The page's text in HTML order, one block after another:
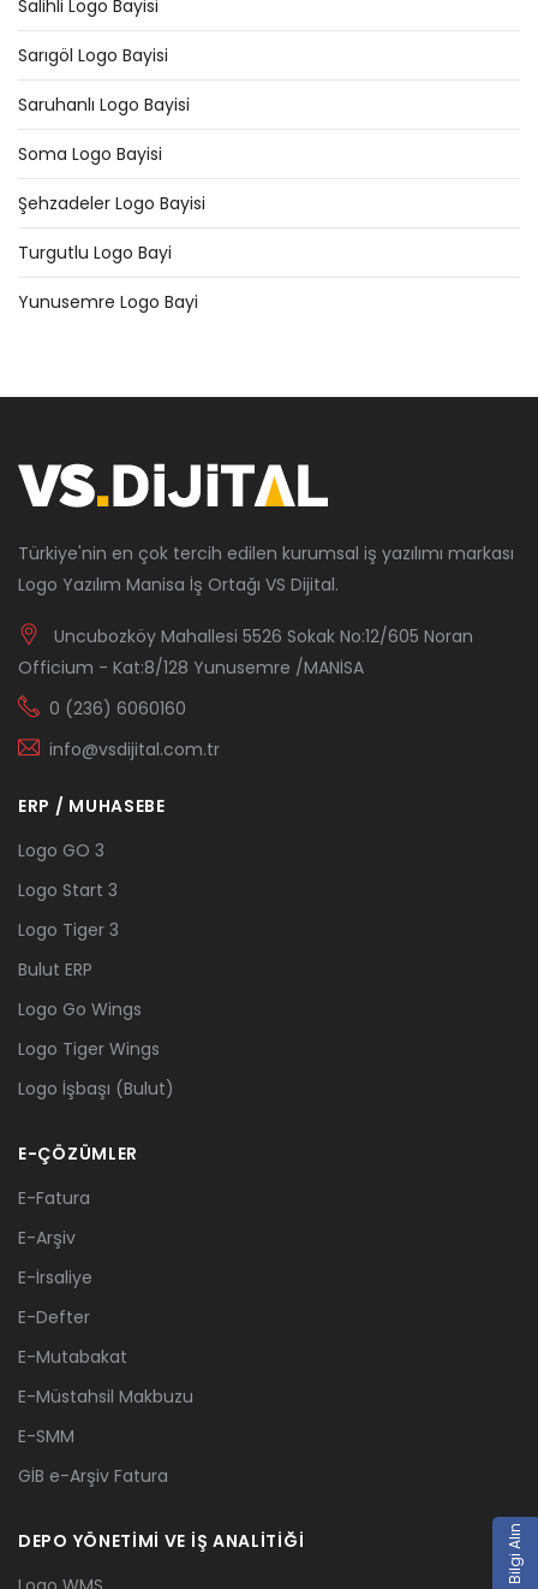
Salihli Logo Bayisi
Sarıgöl Logo Bayisi
Saruhanlı Logo Bayisi
Soma Logo Bayisi
Şehzadeler Logo Bayisi
Turgutlu Logo Bayi
Yunusemre Logo Bayi
Türkiye'nin en çok tercih edilen kurumsal iş yazılımı markası
Logo Yazılım Manisa İş Ortağı VS Dijital.
Uncubozköy Mahallesi 5526 Sokak No:12/605 Noran
Officium - Kat:8/128 Yunusemre /MANİSA
0 (236) 6060160
info@vsdijital.com.tr
ERP / MUHASEBE
Logo GO 3
Logo Start 3
Logo Tiger 3
Bulut ERP
Logo Go Wings
Logo Tiger Wings
Logo İşbaşı (Bulut)
E-ÇÖZÜMLER
E-Fatura
E-Arşiv
E-İrsaliye
E-Defter
E-Mutabakat
E-Müstahsil Makbuzu
E-SMM
GİB e-Arşiv Fatura
DEPO YÖNETİMİ VE İŞ ANALİTİĞİ